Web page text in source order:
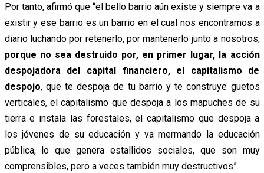
Por tanto, afirmó que “el bello barrio aún existe y siempre va a
existir y ese barrio es un barrio en el cual nos encontramos a
diario luchando por retenerlo, por mantenerlo junto a nosotros,
porque no sea destruido por, en primer lugar, la acción
despojadora del capital financiero, el capitalismo de
despojo, que te despoja de tu barrio y te construye guetos
verticales, el capitalismo que despoja a los mapuches de su
tierra e instala las forestales, el capitalismo que despoja a
los jóvenes de su educación y va mermando la educación
pública, lo que genera estallidos sociales, que son muy
comprensibles, pero a veces también muy destructivos”.